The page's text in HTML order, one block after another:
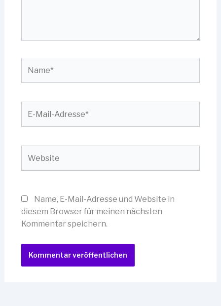
Mail-
Name, E-Mail-Adresse und Website in
diesem Browser für meinen nächsten
Kommentar speichern.